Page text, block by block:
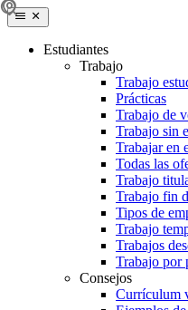
Estudiantes
Trabajo
Trabajo
Prácticas
Trabajo de
Trabajo sin
Trabajar en
Todas las
Trabajo
Trabajo fin
Tipos de
Trabajo
Trabajos
Trabajo por
Consejos
Currículum